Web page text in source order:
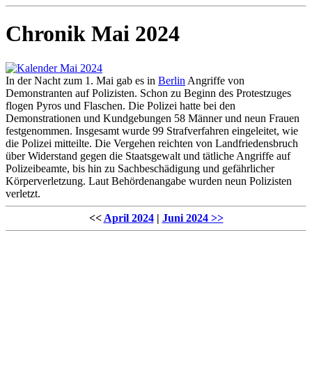
Chronik Mai 2024
In der Nacht zum 1. Mai gab es in Berlin Angriffe von
Demonstranten auf Polizisten. Schon zu Beginn des Protestzuges
flogen Pyros und Flaschen. Die Polizei hatte bei den
Demonstrationen und Kundgebungen 58 Männer und neun Frauen
festgenommen. Insgesamt wurde 99 Strafverfahren eingeleitet, wie
die Polizei mitteilte. Die Vergehen reichten von Landfriedensbruch
über Widerstand gegen die Staatsgewalt und tätliche Angriffe auf
Polizeibeamte, bis hin zu Sachbeschädigung und gefährlicher
Körperverletzung. Laut Behördenangabe wurden neun Polizisten
verletzt.
<< April 2024| Juni 2024 >>